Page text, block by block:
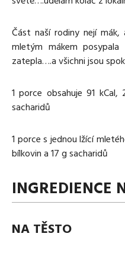
Část naší rodiny nejí
mletým mákem
zatepla….a všichni jsou
1 porce obsahuje 91
sacharidů
1 porce s jednou lžící
bílkovin a 17 g sacharidů
INGREDIENCE
NA TĚSTO